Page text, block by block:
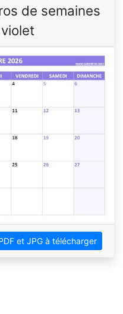
de semaines
et JPG à télécharger